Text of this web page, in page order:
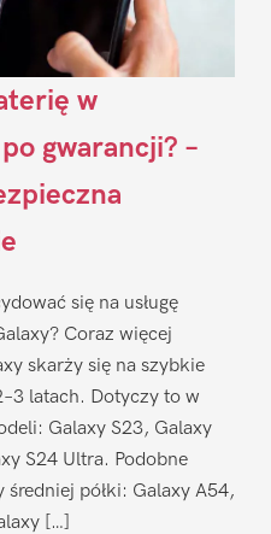
w
gwarancji? –
się na usługę
Coraz więcej
skarży się na szybkie
latach. Dotyczy to w
Galaxy S23, Galaxy
S24 Ultra. Podobne
półki: Galaxy A54,
[…]